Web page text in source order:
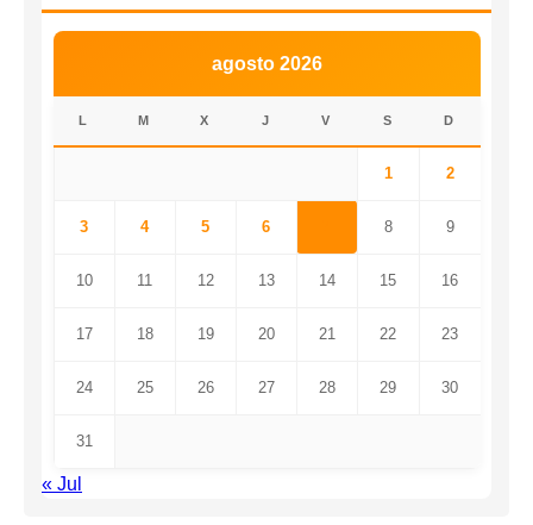
agosto 2026
L M X J V S D
1 2
3 4 5 6 8 9
10 11 12 13 14 15 16
17 18 19 20 21 22 23
24 25 26 27 28 29 30
31
« Jul